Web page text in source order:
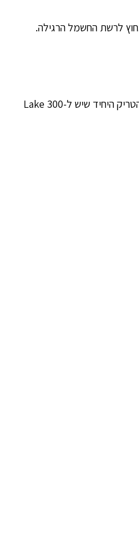
עם בקר הטעינה המובנה MPPT, ה-Lake 300, עם לוח סולארי של 100W, יעניק לכם את הטעינה המהירה ביותר שאפשר. אבל כמובן שהטעינה הסולארית היעילה היא לא הטריק היחיד שיש ל-Lake 300